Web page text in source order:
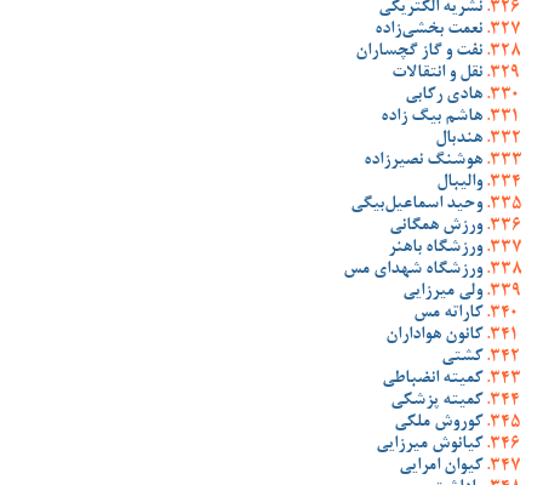
نشریه الکتریکی
نعمت بخشی‌زاده
نفت و گاز گچساران
نقل و انتقالات
هادی رکابی
هاشم بیگ زاده
هندبال
هوشنگ نصیرزاده
والیبال
وحید اسماعیل‌بیگی
ورزش همگانی
ورزشگاه باهنر
ورزشگاه شهدای مس
ولی میرزایی
کاراته مس
کانون هواداران
کشتی
کمیته انضباطی
کمیته پزشکی
کوروش ملکی
کیانوش میرزایی
کیوان امرایی